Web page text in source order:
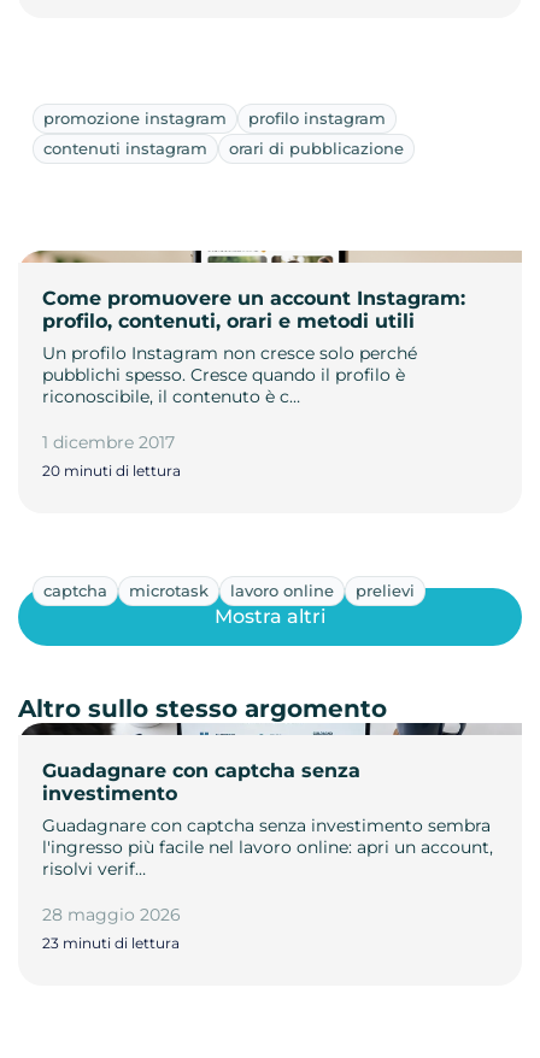
promozione instagram
profilo instagram
contenuti instagram
orari di pubblicazione
Come promuovere un account Instagram:
profilo, contenuti, orari e metodi utili
Un profilo Instagram non cresce solo perché
pubblichi spesso. Cresce quando il profilo è
riconoscibile, il contenuto è c…
1 dicembre 2017
20 minuti di lettura
captcha microtask lavoro online prelievi
Guadagnare con captcha senza
investimento
Guadagnare con captcha senza investimento sembra
l'ingresso più facile nel lavoro online: apri un account,
risolvi verif…
28 maggio 2026
23 minuti di lettura
Mostra altri
Altro sullo stesso argomento